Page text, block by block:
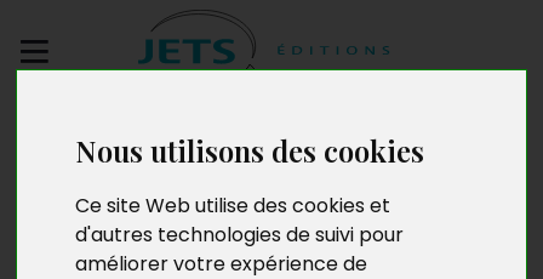
Nous utilisons des cookies
Ce site Web utilise des cookies et
d'autres technologies de suivi pour
améliorer votre expérience de
manuscrit
Douze fausses idées à